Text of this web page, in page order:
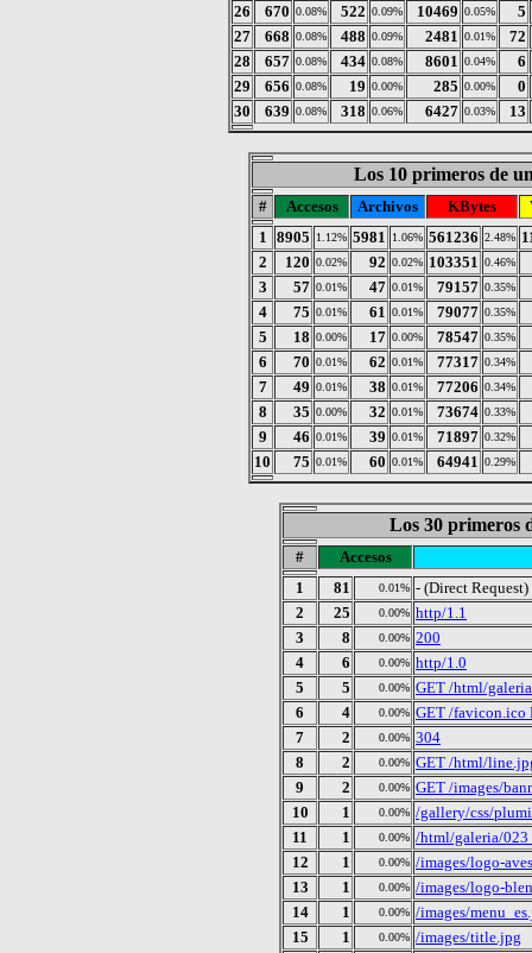
26
670 0.08% 522 0.09% 10469 0.05%
5
27
668 0.08% 488 0.09% 2481 0.01%
72
28
657 0.08% 434 0.08% 8601 0.04%
6
29
656 0.08% 19 0.00% 285 0.00%
0
30
639 0.08% 318 0.06% 6427 0.03% 13
Los 10 primeros de
# Accesos Archivos KBytes
1
8905 1.12% 5981 1.06% 561236 2.48%
2
120 0.02% 92 0.02% 103351 0.46%
3 57 0.01% 47 0.01% 79157 0.35%
4 75 0.01% 61 0.01% 79077 0.35%
5 18 0.00% 17 0.00% 78547 0.35%
6 70 0.01% 62 0.01% 77317 0.34%
7 49 0.01% 38 0.01% 77206 0.34%
8 35 0.00% 32 0.01% 73674 0.33%
9 46 0.01% 39 0.01% 71897 0.32%
10 75 0.01% 60 0.01% 64941 0.29%
Los 30 primeros
#
Accesos
1
81 0.01% - (Direct Request)
2
25 0.00% http/1.1
3
8 0.00% 200
4
6 0.00% http/1.0
5
5 0.00% GET /html/
6
4 0.00% GET /favicon.ico
7
2 0.00% 304
8
2 0.00% GET /html/
9
2 0.00% GET /images/
10
1 0.00% /gallery/css/
11
1 0.00% /html/galeria/
12
1 0.00% /images/logo-
13
1 0.00% /images/logo-
14
1 0.00% /images/
15
1 0.00% /images/title.jpg